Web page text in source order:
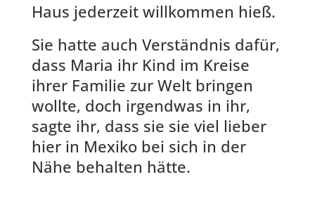
Haus jederzeit willkommen hieß.
Sie hatte auch Verständnis dafür,
dass Maria ihr Kind im Kreise
ihrer Familie zur Welt bringen
wollte, doch irgendwas in ihr,
sagte ihr, dass sie sie viel lieber
hier in Mexiko bei sich in der
Nähe behalten hätte.